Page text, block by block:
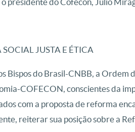
JUSTA E ÉTICA
Bispos do Brasil-CNBB, a Ordem
COFECON, conscientes da
com a proposta de reforma
reiterar sua posição sobre a